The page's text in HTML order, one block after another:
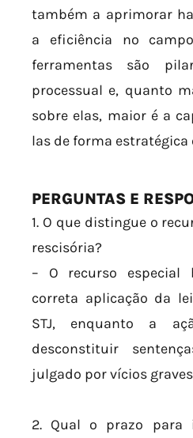
também a aprimorar
a eficiência no
ferramentas são
processual e, quanto
sobre elas, maior é a
las de forma estratégica
PERGUNTAS E
1. O que distingue o
rescisória?
– O recurso especial
correta aplicação da
STJ, enquanto a
desconstituir
julgado por vícios
2. Qual o prazo para